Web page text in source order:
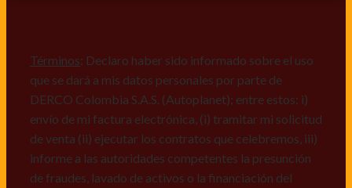
Términos: Declaro haber sido informado sobre el uso
que se dará a mis datos personales por parte de
DERCO Colombia S.A.S. (Autoplanet); entre estos: i)
envío de mi factura electrónica, (i) tramitar mi solicitud
de venta (ii) ejecutar los contratos que celebremos, iii)
informe a las autoridades competentes la presunción
de fraudes, lavado de activos o la financiación del